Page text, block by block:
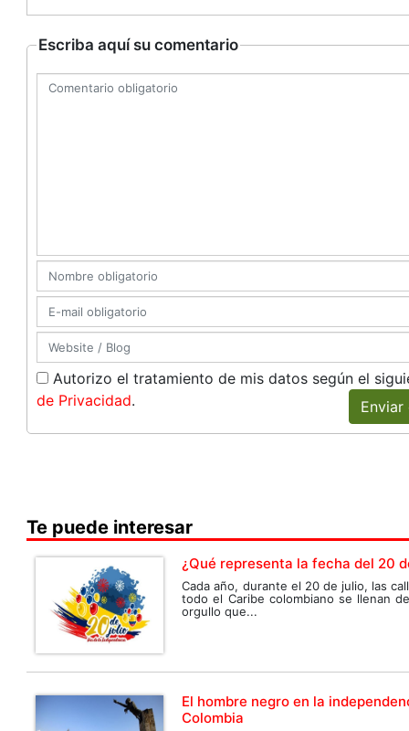
Escriba aquí su comentario
Autorizo el tratamiento de mis datos según el
de Privacidad.
Te puede interesar
¿Qué representa la fecha del 20
Cada año, durante el 20 de julio, las
todo el Caribe colombiano se llenan
orgullo que...
El hombre negro en la
Colombia